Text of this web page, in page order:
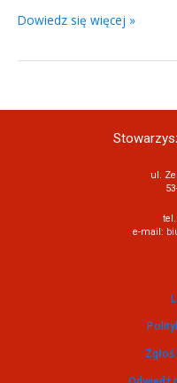
Dowiedz się więcej »
ul.
tel.:
e-mail: